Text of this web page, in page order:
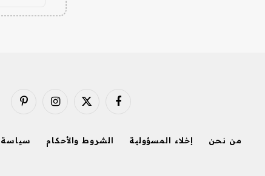
فيسبوك X
الانستغرام
من نحن إخلاء المسؤولية الشروط والأحكام